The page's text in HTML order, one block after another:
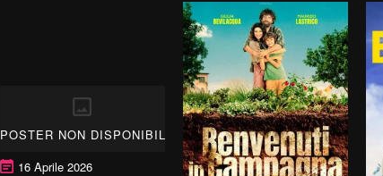
POSTER NON DISPONIBILE
16 Aprile 2026